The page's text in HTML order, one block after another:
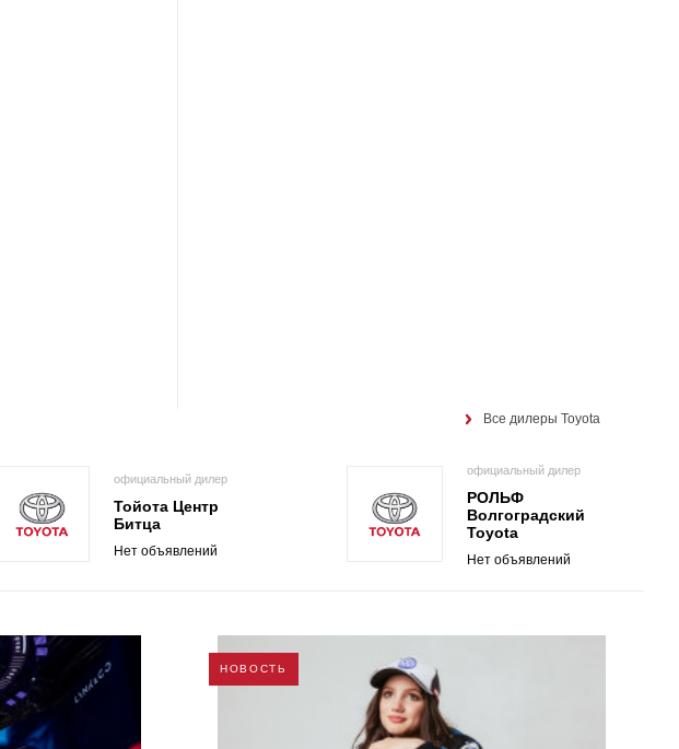
Все дилеры Toyota
официальный дилер
Тойота Центр
Битца
Нет объявлений
официальный дилер
РОЛЬФ
Волгоградский
Toyota
Нет объявлений
НОВОСТЬ